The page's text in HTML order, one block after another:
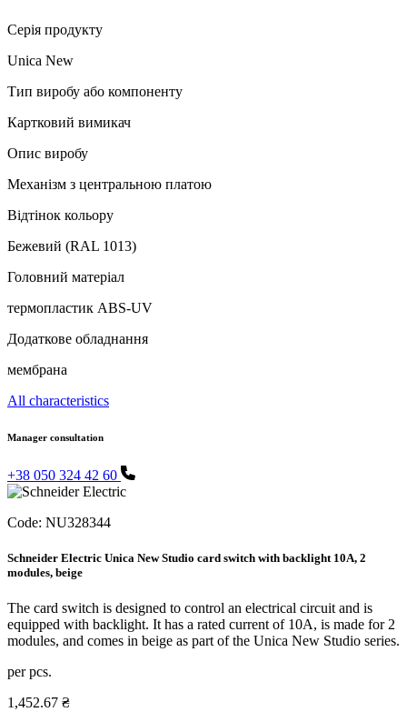
Серія продукту
Unica New
Тип виробу або компоненту
Картковий вимикач
Опис виробу
Механізм з центральною платою
Відтінок кольору
Бежевий (RAL 1013)
Головний матеріал
термопластик ABS-UV
Додаткове обладнання
мембрана
All characteristics
Manager consultation
+38 050 324 42 60
Code: NU328344
Schneider Electric Unica New Studio card switch with backlight 10A, 2
modules, beige
The card switch is designed to control an electrical circuit and is
equipped with backlight. It has a rated current of 10A, is made for 2
modules, and comes in beige as part of the Unica New Studio series.
per pcs.
1,452.67 ₴